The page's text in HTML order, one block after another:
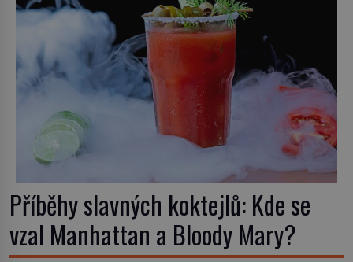
Příběhy slavných koktejlů: Kde se
vzal Manhattan a Bloody Mary?